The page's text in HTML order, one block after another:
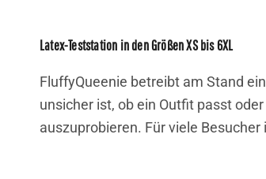
Latex-Teststation in den Größen XS bis 6XL
FluffyQueenie betreibt am Stand
unsicher ist, ob ein Outfit passt
auszuprobieren. Für viele